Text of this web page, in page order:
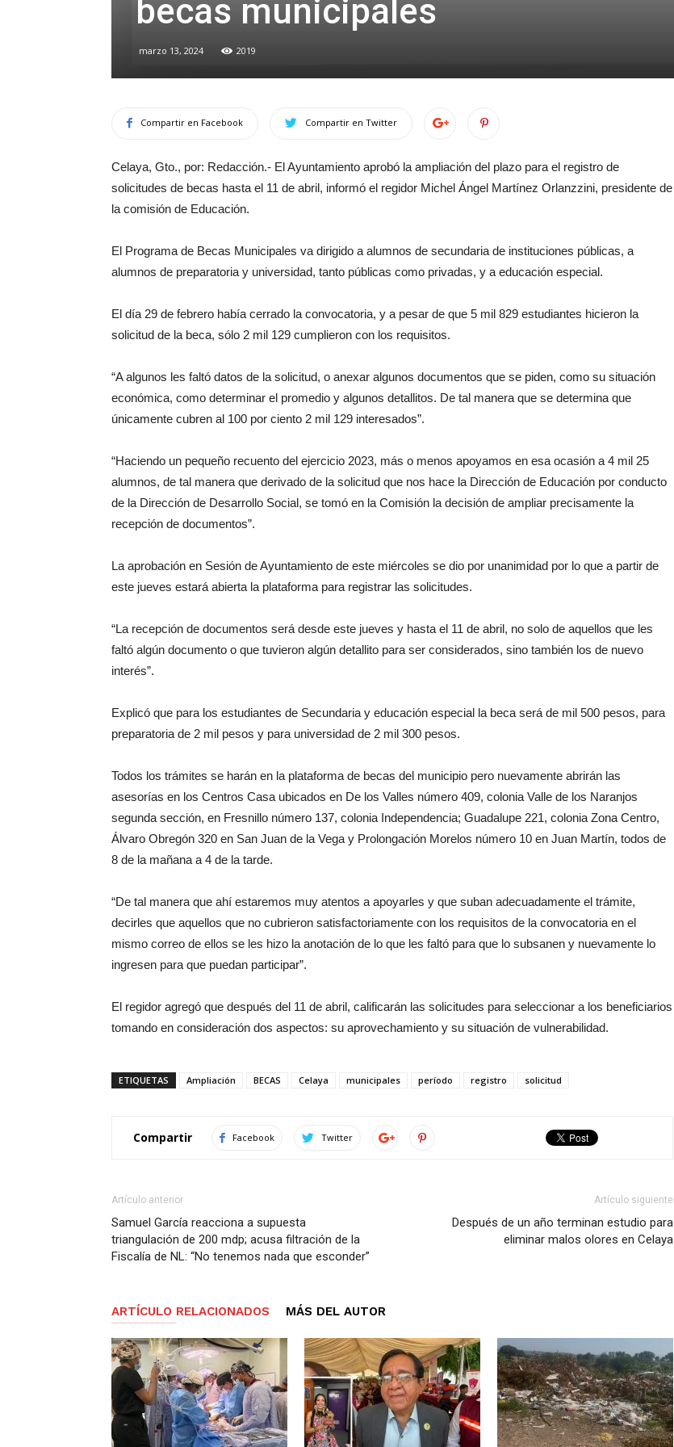
becas municipales
marzo 13, 2024 2019
Compartir en Facebook Compartir en Twitter
Celaya, Gto., por: Redacción.- El Ayuntamiento aprobó la ampliación del plazo para el registro de
solicitudes de becas hasta el 11 de abril, informó el regidor Michel Ángel Martínez Orlanzzini, presidente de
la comisión de Educación.
El Programa de Becas Municipales va dirigido a alumnos de secundaria de instituciones públicas, a
alumnos de preparatoria y universidad, tanto públicas como privadas, y a educación especial.
El día 29 de febrero había cerrado la convocatoria, y a pesar de que 5 mil 829 estudiantes hicieron la
solicitud de la beca, sólo 2 mil 129 cumplieron con los requisitos.
“A algunos les faltó datos de la solicitud, o anexar algunos documentos que se piden, como su situación
económica, como determinar el promedio y algunos detallitos. De tal manera que se determina que
únicamente cubren al 100 por ciento 2 mil 129 interesados”.
“Haciendo un pequeño recuento del ejercicio 2023, más o menos apoyamos en esa ocasión a 4 mil 25
alumnos, de tal manera que derivado de la solicitud que nos hace la Dirección de Educación por conducto
de la Dirección de Desarrollo Social, se tomó en la Comisión la decisión de ampliar precisamente la
recepción de documentos”.
La aprobación en Sesión de Ayuntamiento de este miércoles se dio por unanimidad por lo que a partir de
este jueves estará abierta la plataforma para registrar las solicitudes.
“La recepción de documentos será desde este jueves y hasta el 11 de abril, no solo de aquellos que les
faltó algún documento o que tuvieron algún detallito para ser considerados, sino también los de nuevo
interés”.
Explicó que para los estudiantes de Secundaria y educación especial la beca será de mil 500 pesos, para
preparatoria de 2 mil pesos y para universidad de 2 mil 300 pesos.
Todos los trámites se harán en la plataforma de becas del municipio pero nuevamente abrirán las
asesorías en los Centros Casa ubicados en De los Valles número 409, colonia Valle de los Naranjos
segunda sección, en Fresnillo número 137, colonia Independencia; Guadalupe 221, colonia Zona Centro,
Álvaro Obregón 320 en San Juan de la Vega y Prolongación Morelos número 10 en Juan Martín, todos de
8 de la mañana a 4 de la tarde.
“De tal manera que ahí estaremos muy atentos a apoyarles y que suban adecuadamente el trámite,
decirles que aquellos que no cubrieron satisfactoriamente con los requisitos de la convocatoria en el
mismo correo de ellos se les hizo la anotación de lo que les faltó para que lo subsanen y nuevamente lo
ingresen para que puedan participar”.
El regidor agregó que después del 11 de abril, calificarán las solicitudes para seleccionar a los beneficiarios
tomando en consideración dos aspectos: su aprovechamiento y su situación de vulnerabilidad.
ETIQUETAS Ampliación BECAS Celaya municipales período registro solicitud
Compartir Facebook Twitter
Artículo anterior
Samuel García reacciona a supuesta
triangulación de 200 mdp; acusa filtración de la
Fiscalía de NL: “No tenemos nada que esconder”
Artículo siguiente
Después de un año terminan estudio para
eliminar malos olores en Celaya
ARTÍCULO RELACIONADOS MÁS DEL AUTOR